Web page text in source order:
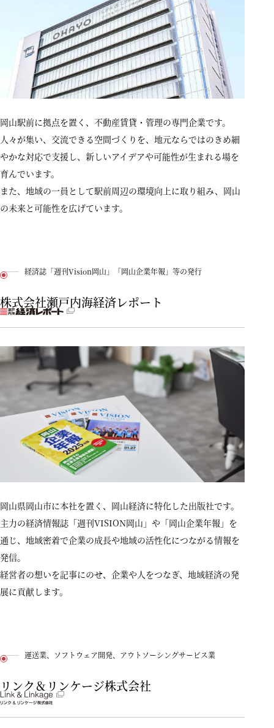
岡山駅前に拠点を置く、不動産賃貸・管理の専門企業です。
人々が集い、交流できる空間づくりを、地元ならではのきめ細
やかな対応で支援し、新しいアイデアや可能性が生まれる場を
育んでいます。
また、地域の一員として駅前周辺の環境向上に取り組み、岡山
の未来と可能性を広げています。
経済誌「週刊Vision岡山」「岡山企業年報」等の発行
株式会社瀬戸内海経済レポート
岡山県岡山市に本社を置く、岡山経済に特化した出版社です。
主力の経済情報誌「週刊VISION岡山」や「岡山企業年報」を
通じ、地域密着で企業の成長や地域の活性化につながる情報を
発信。
経営者の想いを記事にのせ、企業や人をつなぎ、地域経済の発
展に貢献します。
運送業、ソフトウェア開発、アウトソーシングサービス業
リンク＆リンケージ株式会社